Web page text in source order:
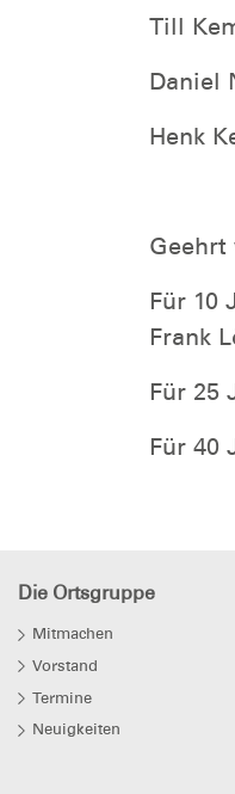
Till
Daniel
Henk
Geehrt
Für 10
Frank
Für 25
Für 40
Die Ortsgruppe
Mitmachen
Vorstand
Termine
Neuigkeiten